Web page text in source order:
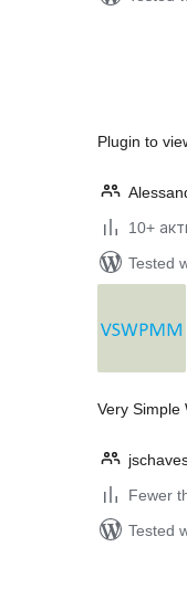
Plugin to
10+
Tested
Very Simple
Fewer
Tested